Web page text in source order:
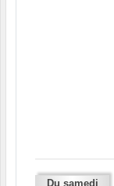
Du samedi